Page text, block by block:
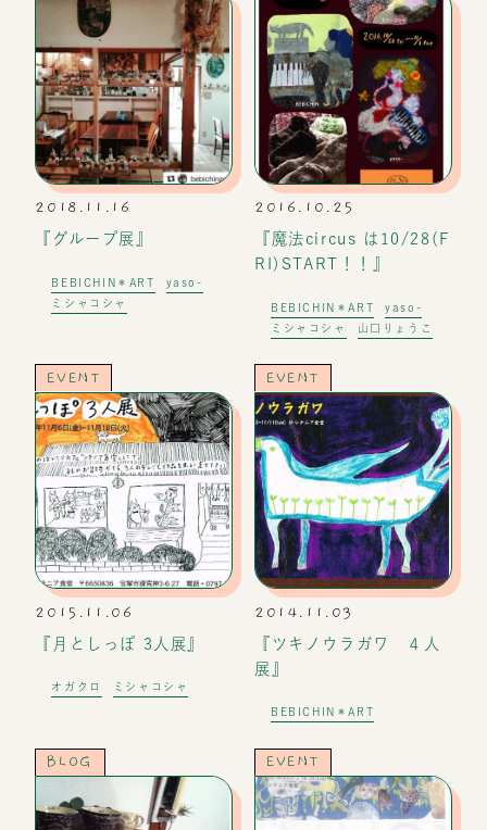
2018.11.16
『グループ展』
BEBICHIN＊ART
yaso-
ミシャコシャ
2016.10.25
『魔法circus は10/28(F
RI)START！！』
BEBICHIN＊ART
yaso-
ミシャコシャ
山口りょうこ
EVENT
2015.11.06
『月としっぽ 3人展』
オガクロ ミシャコシャ
EVENT
2014.11.03
『ツキノウラガワ ４人
展』
BEBICHIN＊ART
BLOG EVENT